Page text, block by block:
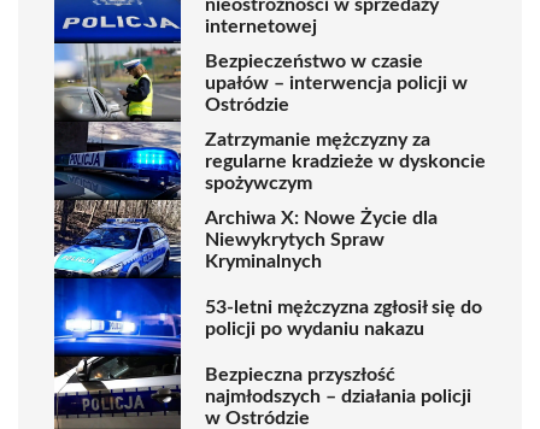
nieostrożności w sprzedaży
internetowej
Bezpieczeństwo w czasie
upałów – interwencja policji w
Ostródzie
Zatrzymanie mężczyzny za
regularne kradzieże w dyskoncie
spożywczym
Archiwa X: Nowe Życie dla
Niewykrytych Spraw
Kryminalnych
53-letni mężczyzna zgłosił się do
policji po wydaniu nakazu
Bezpieczna przyszłość
najmłodszych – działania policji
w Ostródzie